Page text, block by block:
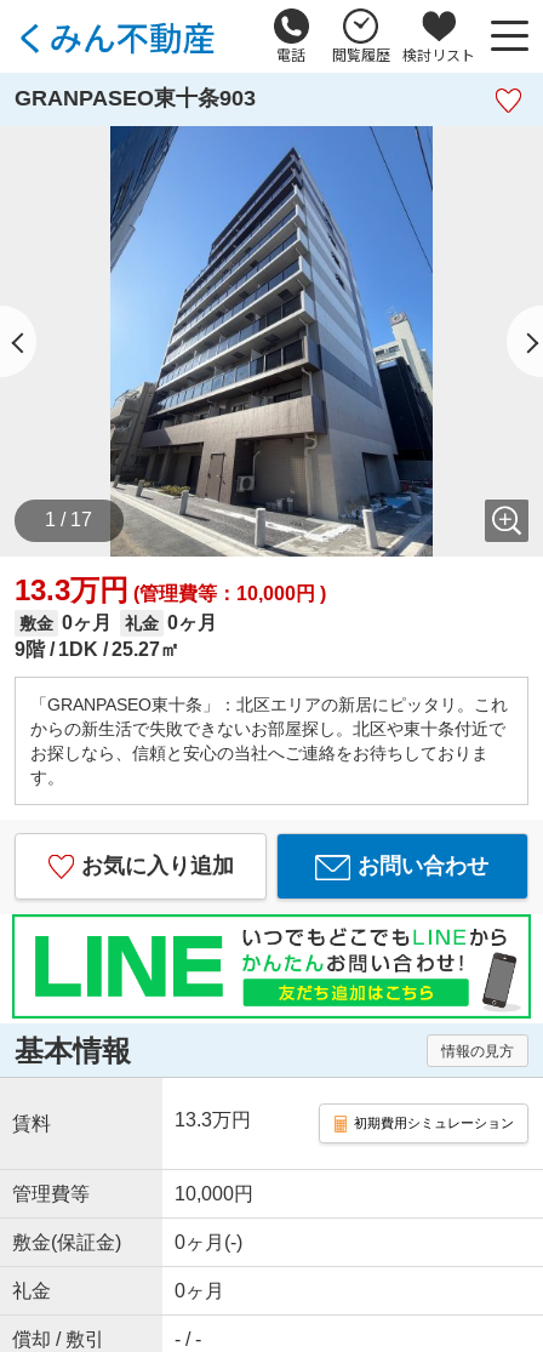
電話 閲覧履歴 検討リスト
GRANPASEO東十条903
1 / 17
13.3万円 (管理費等：10,000円 )
敷金 0ヶ月 礼金 0ヶ月
9階
1DK 25.27㎡
「GRANPASEO東十条」：北区エリアの新居にピッタリ。これ
からの新生活で失敗できないお部屋探し。北区や東十条付近で
お探しなら、信頼と安心の当社へご連絡をお待ちしておりま
す。
お気に入り追加 お問い合わせ
基本情報 情報の見方
賃料 13.3万円 初期費用シミュレーション
管理費等 10,000円
敷金(保証金) 0ヶ月(-)
礼金 0ヶ月
償却 / 敷引 - / -